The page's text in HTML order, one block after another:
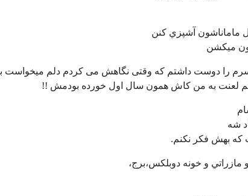
ماماناشون آشپزي کنن
میکشن
را دوست داشتم که وقتی نگاهش می کردم دلم
لعنت به من کاش همون سال اول خورده بودمش !!
شه
ﻣﺎﺯﺭﺍﺗﻲ ﻭ ﺧﻮﻧﻪ ﺩﻭﺑﻠﮑﺲ،ﺑﺮﺝ،